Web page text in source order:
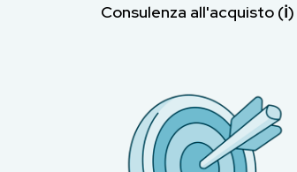
Consulenza all'acquisto (ℹ︎)